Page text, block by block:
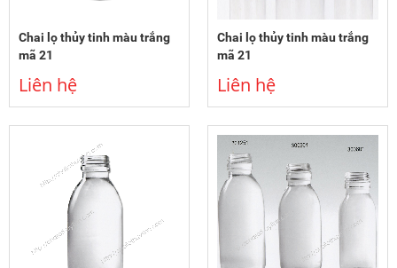
Chai lọ thủy tinh màu trắng
mã 21
Liên hệ
Chai lọ thủy tinh màu trắng
mã 21
Liên hệ